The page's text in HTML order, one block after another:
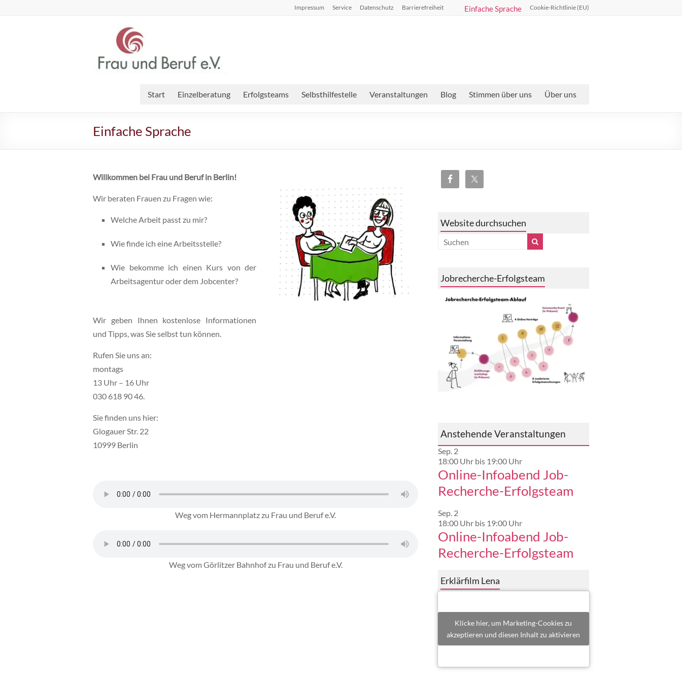
Impressum Service Datenschutz Barrierefreiheit Einfache Sprache Cookie-Richtlinie (EU)
Start Einzelberatung Erfolgsteams Selbsthilfestelle Veranstaltungen Blog Stimmen über uns Über uns
Einfache Sprache
Willkommen bei Frau und Beruf in Berlin!
Wir beraten Frauen zu Fragen wie:
Welche Arbeit passt zu mir?
Wie finde ich eine Arbeitsstelle?
Wie bekomme ich einen Kurs von der
Arbeitsagentur oder dem Jobcenter?
Wir geben Ihnen kostenlose Informationen
und Tipps, was Sie selbst tun können.
Rufen Sie uns an:
montags
13 Uhr – 16 Uhr
030 618 90 46.
Sie finden uns hier:
Glogauer Str. 22
10999 Berlin
Weg vom Hermannplatz zu Frau und Beruf e.V.
Weg vom Görlitzer Bahnhof zu Frau und Beruf e.V.
Website durchsuchen
Jobrecherche-Erfolgsteam
Anstehende Veranstaltungen
Sep. 2
18:00 Uhrbis 19:00 Uhr
Online-Infoabend Job-
Recherche-Erfolgsteam
Sep. 2
18:00 Uhrbis 19:00 Uhr
Online-Infoabend Job-
Recherche-Erfolgsteam
Erklärfilm Lena
Klicke hier, um Marketing-Cookies zu
akzeptieren und diesen Inhalt zu aktivieren